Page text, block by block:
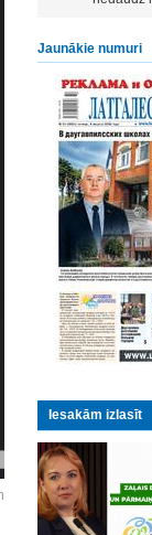
Jaunākie numuri
Iesakām izlasīt